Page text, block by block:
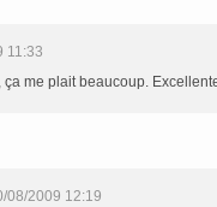
11:33
ça me plait beaucoup.
08/2009 12:19